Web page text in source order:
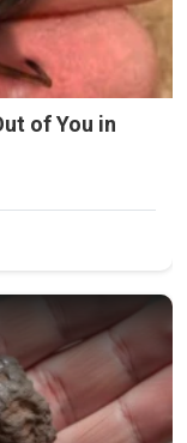
of You in